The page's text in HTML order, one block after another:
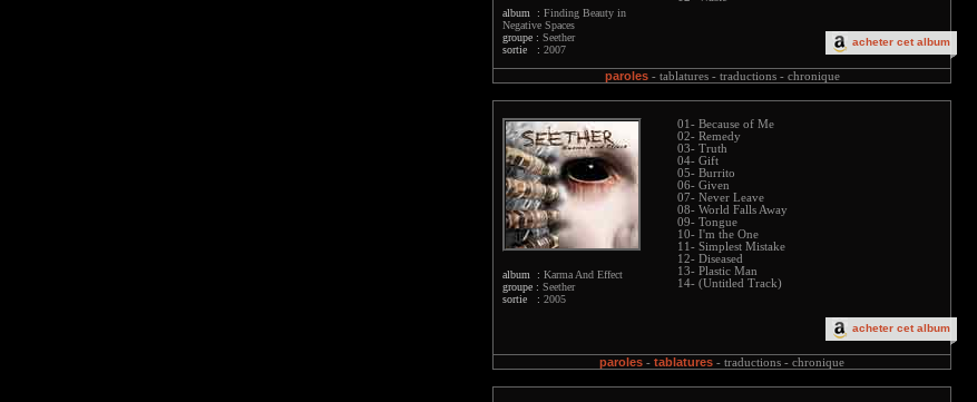
acheter cet album
album : Finding Beauty in
Negative Spaces
groupe : Seether
sortie : 2007
paroles- tablatures - traductions - chronique
acheter cet album
album : Karma And Effect
groupe : Seether
sortie : 2005
01- Because of Me
02- Remedy
03- Truth
04- Gift
05- Burrito
06- Given
07- Never Leave
08- World Falls Away
09- Tongue
10- I'm the One
11- Simplest Mistake
12- Diseased
13- Plastic Man
14- (Untitled Track)
paroles - tablatures - traductions - chronique